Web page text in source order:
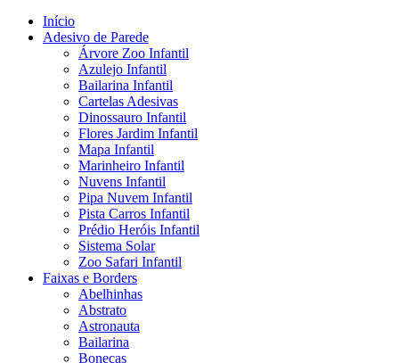
Início
Adesivo de Parede
Árvore Zoo Infantil
Azulejo Infantil
Bailarina Infantil
Cartelas Adesivas
Dinossauro Infantil
Flores Jardim Infantil
Mapa Infantil
Marinheiro Infantil
Nuvens Infantil
Pipa Nuvem Infantil
Pista Carros Infantil
Prédio Heróis Infantil
Sistema Solar
Zoo Safari Infantil
Faixas e Borders
Abelhinhas
Abstrato
Astronauta
Bailarina
Bonecas